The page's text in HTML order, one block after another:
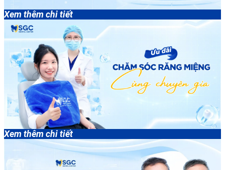
Xem thêm chi tiết
Xem thêm chi tiết